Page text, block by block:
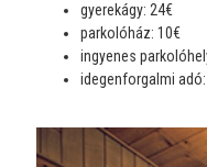
gyerekágy: 24€
parkolóház: 10€
ingyenes
idegenforgalmi